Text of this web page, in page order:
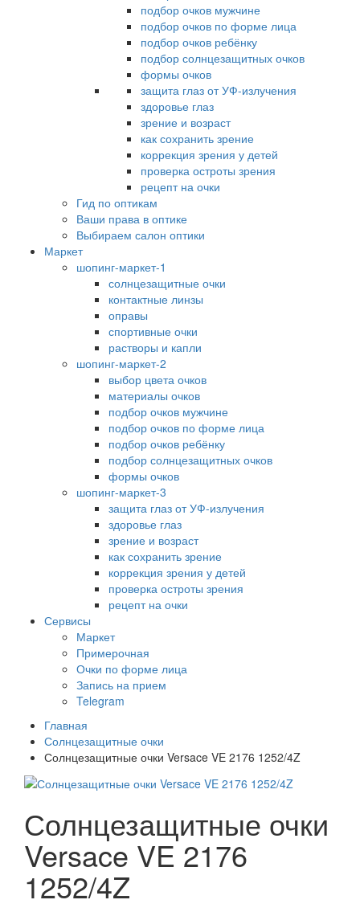
подбор очков мужчине
подбор очков по форме лица
подбор очков ребёнку
подбор солнцезащитных очков
формы очков
защита глаз от УФ-излучения
здоровье глаз
зрение и возраст
как сохранить зрение
коррекция зрения у детей
проверка остроты зрения
рецепт на очки
Гид по оптикам
Ваши права в оптике
Выбираем салон оптики
Маркет
шопинг-маркет-1
солнцезащитные очки
контактные линзы
оправы
спортивные очки
растворы и капли
шопинг-маркет-2
выбор цвета очков
материалы очков
подбор очков мужчине
подбор очков по форме лица
подбор очков ребёнку
подбор солнцезащитных очков
формы очков
шопинг-маркет-3
защита глаз от УФ-излучения
здоровье глаз
зрение и возраст
как сохранить зрение
коррекция зрения у детей
проверка остроты зрения
рецепт на очки
Сервисы
Маркет
Примерочная
Очки по форме лица
Запись на прием
Telegram
Главная
Солнцезащитные очки
Солнцезащитные очки Versace VE 2176 1252/4Z
Солнцезащитные очки
Versace VE 2176
1252/4Z